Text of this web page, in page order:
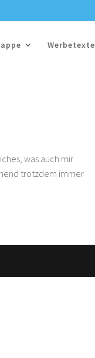
Werbetexte
was auch mir
trotzdem immer